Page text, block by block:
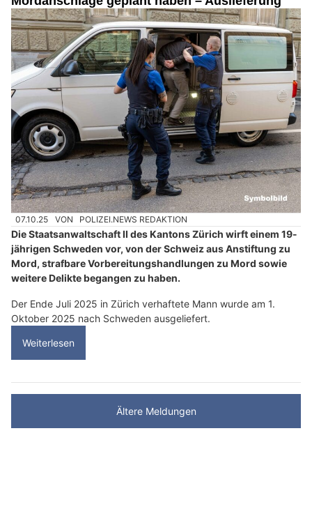
07.10.25 VON POLIZEI.NEWS REDAKTION
Die Staatsanwaltschaft II des Kantons Zürich wirft einem 19-
jährigen Schweden vor, von der Schweiz aus Anstiftung zu
Mord, strafbare Vorbereitungshandlungen zu Mord sowie
weitere Delikte begangen zu haben.
Der Ende Juli 2025 in Zürich verhaftete Mann wurde am 1.
Oktober 2025 nach Schweden ausgeliefert.
Weiterlesen
Ältere Meldungen